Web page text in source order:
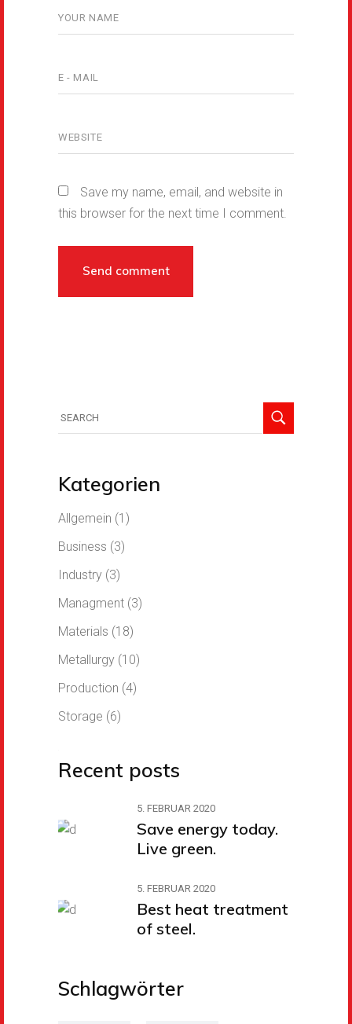
Save my name, email, and website in
this browser for the next time I comment.
Kategorien
Allgemein (1)
Business (3)
Industry (3)
Managment (3)
Materials (18)
Metallurgy (10)
Production (4)
Storage (6)
Recent posts
5. FEBRUAR 2020
Save energy today.
Live green.
5. FEBRUAR 2020
Best heat treatment
of steel.
Schlagwörter